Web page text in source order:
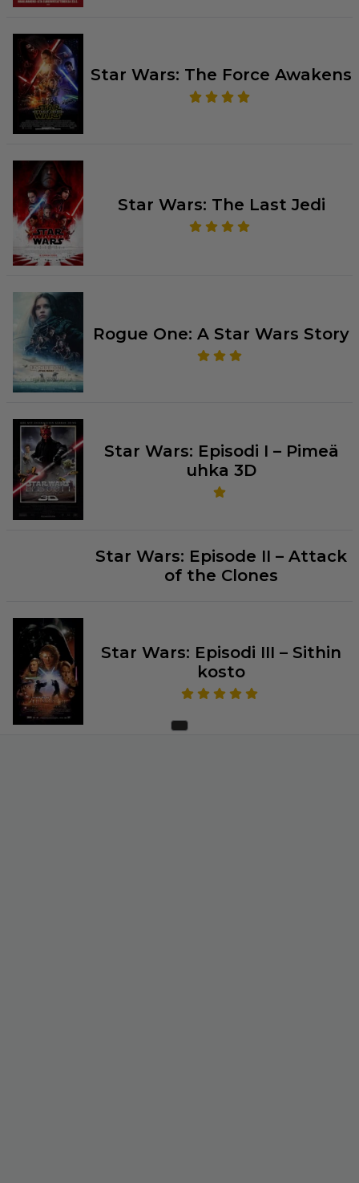
Star Wars: The Force Awakens
Star Wars: The Last Jedi
Rogue One: A Star Wars Story
Star Wars: Episodi I – Pimeä
uhka 3D
Star Wars: Episode II – Attack
of the Clones
Star Wars: Episodi III – Sithin
kosto